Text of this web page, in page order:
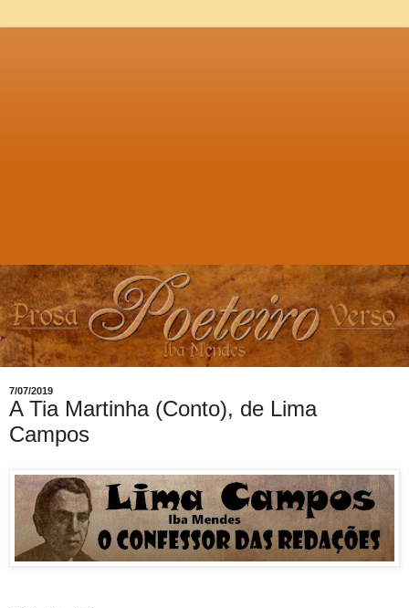
7/07/2019
A Tia Martinha (Conto), de Lima
Campos